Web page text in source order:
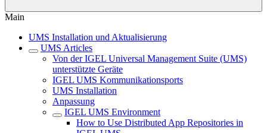
Main
UMS Installation und Aktualisierung
UMS Articles
Von der IGEL Universal Management Suite (UMS)
unterstützte Geräte
IGEL UMS Kommunikationsports
UMS Installation
Anpassung
IGEL UMS Environment
How to Use Distributed App Repositories in